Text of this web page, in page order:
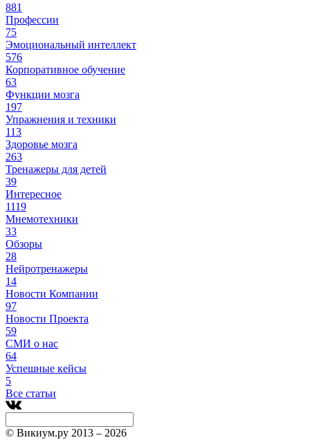
881
Профессии
75
Эмоциональный интеллект
576
Корпоративное обучение
63
Функции мозга
197
Упражнения и техники
113
Здоровье мозга
263
Тренажеры для детей
39
Интересное
1119
Мнемотехники
33
Обзоры
28
Нейротренажеры
14
Новости Компании
97
Новости Проекта
59
СМИ о нас
64
Успешные кейсы
5
Все статьи
© Викиум.ру 2013 – 2026